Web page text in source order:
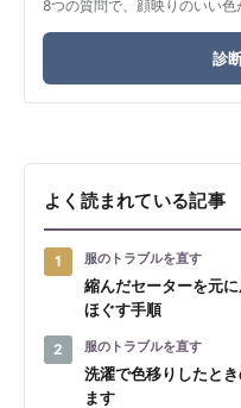
8つの質問で、顔映りのいい色
診
よく読まれている記事
1 服のトラブルを直す
縮んだセーターを元
ほぐす手順
2 服のトラブルを直す
洗濯で色移りしたと
ます